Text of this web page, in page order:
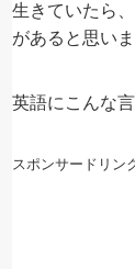
生きていたら
があると思い
英語にこんな
スポンサードリン